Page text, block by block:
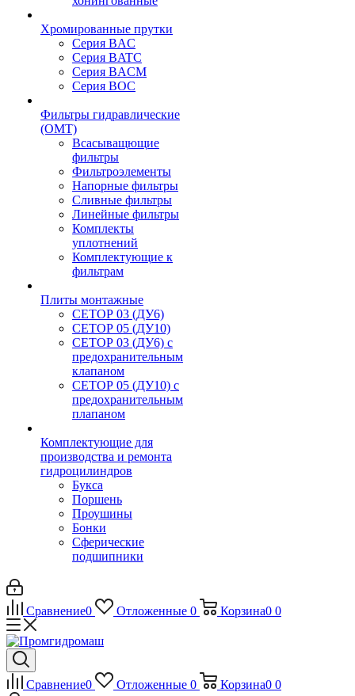
Хромированные прутки
Серия BAC
Серия BATC
Серия BACM
Серия BOC
Фильтры гидравлические
(OMT)
Всасыващющие
фильтры
Фильтроэлементы
Напорные фильтры
Сливные фильтры
Линейные фильтры
Комплекты
уплотнений
Комплектующие к
фильтрам
Плиты монтажные
CЕТОР 03 (ДУ6)
CЕТОР 05 (ДУ10)
CЕТОР 03 (ДУ6) с
предохранительным
клапаном
CЕТОР 05 (ДУ10) с
предохранительным
плапаном
Комплектующие для
производства и ремонта
гидроцилиндров
Букса
Поршень
Проушины
Бонки
Сферические
подшипники
Сравнение0 Отложенные 0 Корзина0 0
Сравнение0 Отложенные 0 Корзина0 0